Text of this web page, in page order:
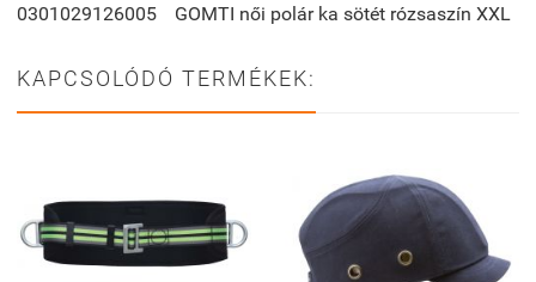
0301029126005
GOMTI női polár ka sötét rózsaszín XXL
KAPCSOLÓDÓ TERMÉKEK: